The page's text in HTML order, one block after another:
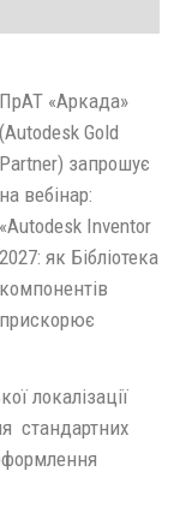
ПрАТ «Аркада»
(Autodesk Gold
Partner) запрошує
на вебінар:
«Autodesk Inventor
2027: як Бібліотека
компонентів
прискорює
локалізації
стандартних